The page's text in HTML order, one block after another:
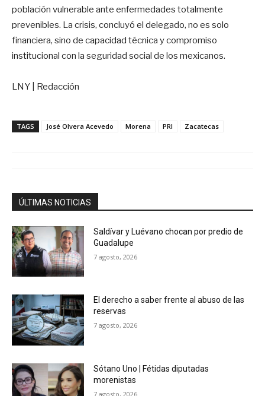
población vulnerable ante enfermedades totalmente
prevenibles. La crisis, concluyó el delegado, no es solo
financiera, sino de capacidad técnica y compromiso
institucional con la seguridad social de los mexicanos.
LNY | Redacción
TAGS José Olvera Acevedo Morena PRI Zacatecas
ÚLTIMAS NOTICIAS
Saldívar y Luévano chocan por predio de
Guadalupe
7 agosto, 2026
El derecho a saber frente al abuso de las
reservas
7 agosto, 2026
Sótano Uno | Fétidas diputadas
morenistas
7 agosto, 2026